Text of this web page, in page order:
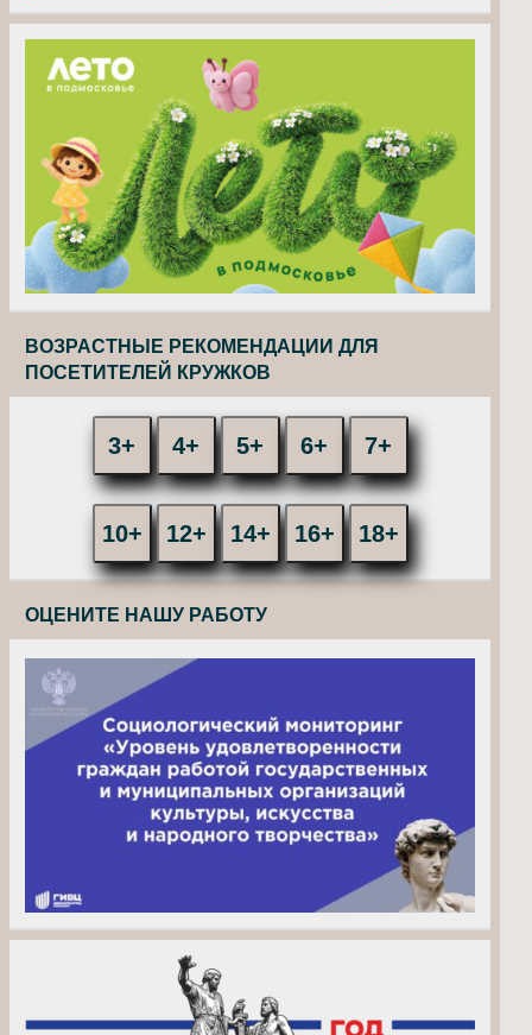
ВОЗРАСТНЫЕ РЕКОМЕНДАЦИИ ДЛЯ
ПОСЕТИТЕЛЕЙ КРУЖКОВ
3+ 4+ 5+ 6+ 7+
10+ 12+ 14+ 16+ 18+
ОЦЕНИТЕ НАШУ РАБОТУ